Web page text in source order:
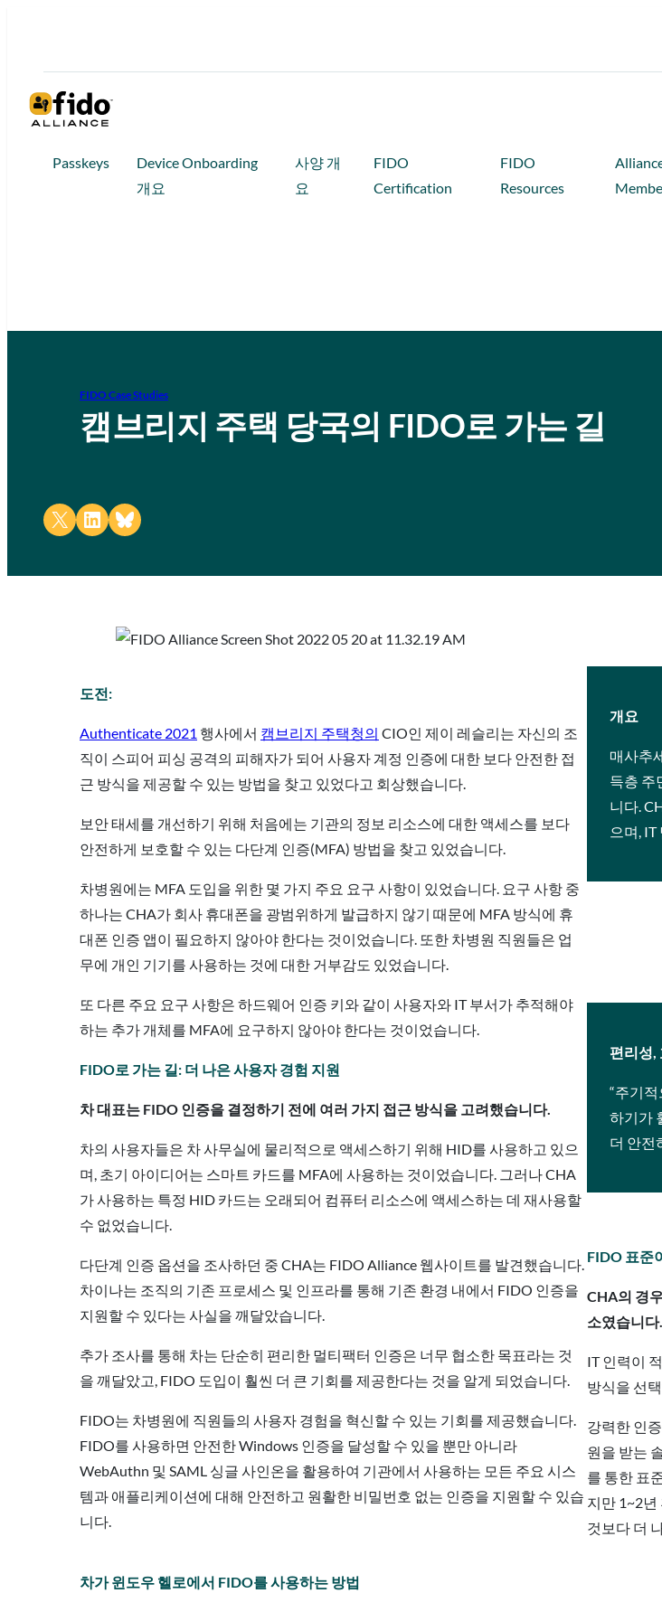
Passkeys
Device Onboarding
개요
사양 개
요
FIDO
Certification
FIDO
Resources
FIDO Case Studies
캠브리지 주택 당국의 FIDO로 가는 길
Share on X Share on LinkedIn
Share on Bluesky
도전:
Authenticate 2021 행사에서 캠브리지 주택청의 CIO인 제이 레슬리는 자신의 조
직이 스피어 피싱 공격의 피해자가 되어 사용자 계정 인증에 대한 보다 안전한 접
근 방식을 제공할 수 있는 방법을 찾고 있었다고 회상했습니다.
보안 태세를 개선하기 위해 처음에는 기관의 정보 리소스에 대한 액세스를 보다
안전하게 보호할 수 있는 다단계 인증(MFA) 방법을 찾고 있었습니다.
차병원에는 MFA 도입을 위한 몇 가지 주요 요구 사항이 있었습니다. 요구 사항 중
하나는 CHA가 회사 휴대폰을 광범위하게 발급하지 않기 때문에 MFA 방식에 휴
대폰 인증 앱이 필요하지 않아야 한다는 것이었습니다. 또한 차병원 직원들은 업
무에 개인 기기를 사용하는 것에 대한 거부감도 있었습니다.
또 다른 주요 요구 사항은 하드웨어 인증 키와 같이 사용자와 IT 부서가 추적해야
하는 추가 개체를 MFA에 요구하지 않아야 한다는 것이었습니다.
FIDO로 가는 길: 더 나은 사용자 경험 지원
차 대표는 FIDO 인증을 결정하기 전에 여러 가지 접근 방식을 고려했습니다.
차의 사용자들은 차 사무실에 물리적으로 액세스하기 위해 HID를 사용하고 있으
며, 초기 아이디어는 스마트 카드를 MFA에 사용하는 것이었습니다. 그러나 CHA
가 사용하는 특정 HID 카드는 오래되어 컴퓨터 리소스에 액세스하는 데 재사용할
수 없었습니다.
다단계 인증 옵션을 조사하던 중 CHA는 FIDO Alliance 웹사이트를 발견했습니다.
차이나는 조직의 기존 프로세스 및 인프라를 통해 기존 환경 내에서 FIDO 인증을
지원할 수 있다는 사실을 깨달았습니다.
추가 조사를 통해 차는 단순히 편리한 멀티팩터 인증은 너무 협소한 목표라는 것
을 깨달았고, FIDO 도입이 훨씬 더 큰 기회를 제공한다는 것을 알게 되었습니다.
FIDO는 차병원에 직원들의 사용자 경험을 혁신할 수 있는 기회를 제공했습니다.
FIDO를 사용하면 안전한 Windows 인증을 달성할 수 있을 뿐만 아니라
WebAuthn 및 SAML 싱글 사인온을 활용하여 기관에서 사용하는 모든 주요 시스
템과 애플리케이션에 대해 안전하고 원활한 비밀번호 없는 인증을 지원할 수 있습
니다.
개요
매사추
득층 주
니다.
으며,
편리성,
“주기
하기가
더 안전
FIDO 표준
CHA의 경
소였습니다.
IT 인력이
방식을 선
강력한 인
원을 받는
를 통한 표
지만 1~2년
것보다 더
차가 윈도우 헬로에서 FIDO를 사용하는 방법